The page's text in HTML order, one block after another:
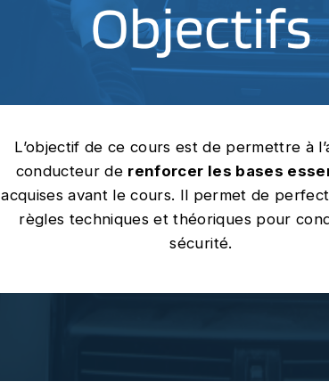
L’objectif de ce cours est de permettre à
conducteur de renforcer les bases
acquises avant le cours. Il permet de
règles techniques et théoriques pour
sécurité.